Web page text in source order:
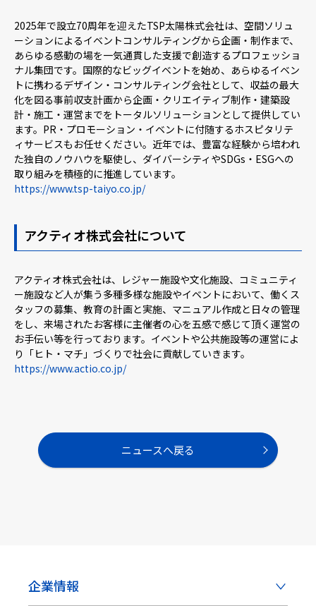
2025年で設立70周年を迎えたTSP太陽株式会社は、空間ソリュ
ーションによるイベントコンサルティングから企画・制作まで、
あらゆる感動の場を一気通貫した支援で創造するプロフェッショ
ナル集団です。国際的なビッグイベントを始め、あらゆるイベン
トに携わるデザイン・コンサルティング会社として、収益の最大
化を図る事前収支計画から企画・クリエイティブ制作・建築設
計・施工・運営までをトータルソリューションとして提供してい
ます。PR・プロモーション・イベントに付随するホスピタリテ
ィサービスもお任せください。近年では、豊富な経験から培われ
た独自のノウハウを駆使し、ダイバーシティやSDGs・ESGへの
取り組みを積極的に推進しています。
https://www.tsp-taiyo.co.jp/
アクティオ株式会社について
アクティオ株式会社は、レジャー施設や文化施設、コミュニティ
ー施設など人が集う多種多様な施設やイベントにおいて、働くス
タッフの募集、教育の計画と実施、マニュアル作成と日々の管理
をし、来場されたお客様に主催者の心を五感で感じて頂く運営の
お手伝い等を行っております。イベントや公共施設等の運営によ
り「ヒト・マチ」づくりで社会に貢献していきます。
https://www.actio.co.jp/
ニュースへ戻る
企業情報